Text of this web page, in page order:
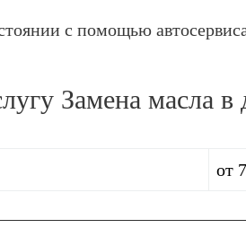
с помощью
Замена масла в
от